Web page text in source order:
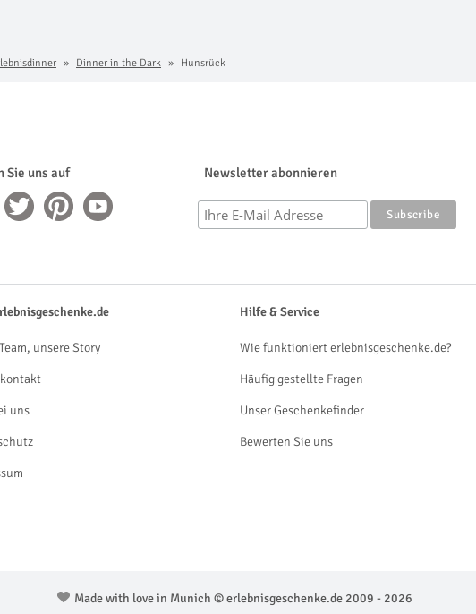
Dinner in the Dark Hunsrück
Sie uns auf Newsletter abonnieren
unsere Story
uns
Hilfe & Service
Wie funktioniert erlebnisgeschenke.de?
Häufig gestellte Fragen
Unser Geschenkefinder
Bewerten Sie uns
Made with love in Munich © erlebnisgeschenke.de 2009 - 2026